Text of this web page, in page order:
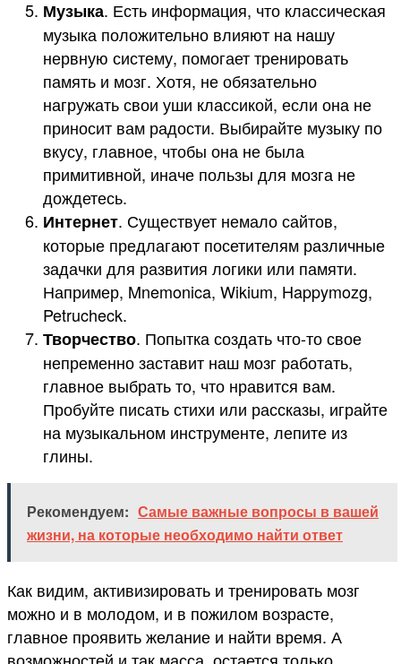
Музыка. Есть информация, что классическая
музыка положительно влияют на нашу
нервную систему, помогает тренировать
память и мозг. Хотя, не обязательно
нагружать свои уши классикой, если она не
приносит вам радости. Выбирайте музыку по
вкусу, главное, чтобы она не была
примитивной, иначе пользы для мозга не
дождетесь.
Интернет. Существует немало сайтов,
которые предлагают посетителям различные
задачки для развития логики или памяти.
Например, Mnemonica, Wikium, Happymozg,
Petrucheck.
Творчество. Попытка создать что-то свое
непременно заставит наш мозг работать,
главное выбрать то, что нравится вам.
Пробуйте писать стихи или рассказы, играйте
на музыкальном инструменте, лепите из
глины.
Рекомендуем: Самые важные вопросы в вашей
жизни, на которые необходимо найти ответ
Как видим, активизировать и тренировать мозг
можно и в молодом, и в пожилом возрасте,
главное проявить желание и найти время. А